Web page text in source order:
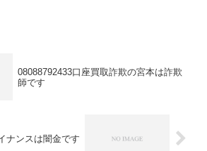
08088792433口座買取詐欺の宮本は詐欺
師です
ナンスは闇金です